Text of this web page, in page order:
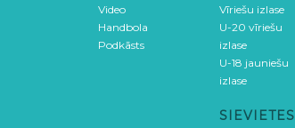
Video
Handbola
Podkāsts
Vīriešu izlase
U-20 vīriešu
izlase
U-18 jauniešu
izlase
SIEVIETES